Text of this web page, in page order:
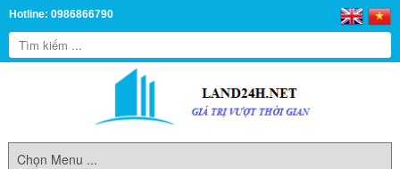
Hotline: 0986866790